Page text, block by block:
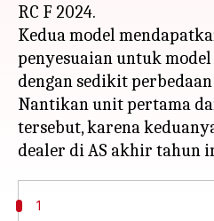
RC F 2024.
Kedua model
penyesuaian untuk
dengan sedikit
Nantikan unit pertama
tersebut, karena
1